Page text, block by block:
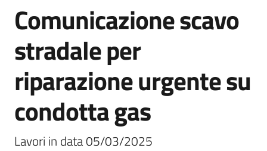
Novità
Menu selezionato
Servizi
Vivere
Galliera
Salta al contenuto
Comunicazione scavo
stradale per
riparazione urgente su
condotta gas
Lavori in data 05/03/2025